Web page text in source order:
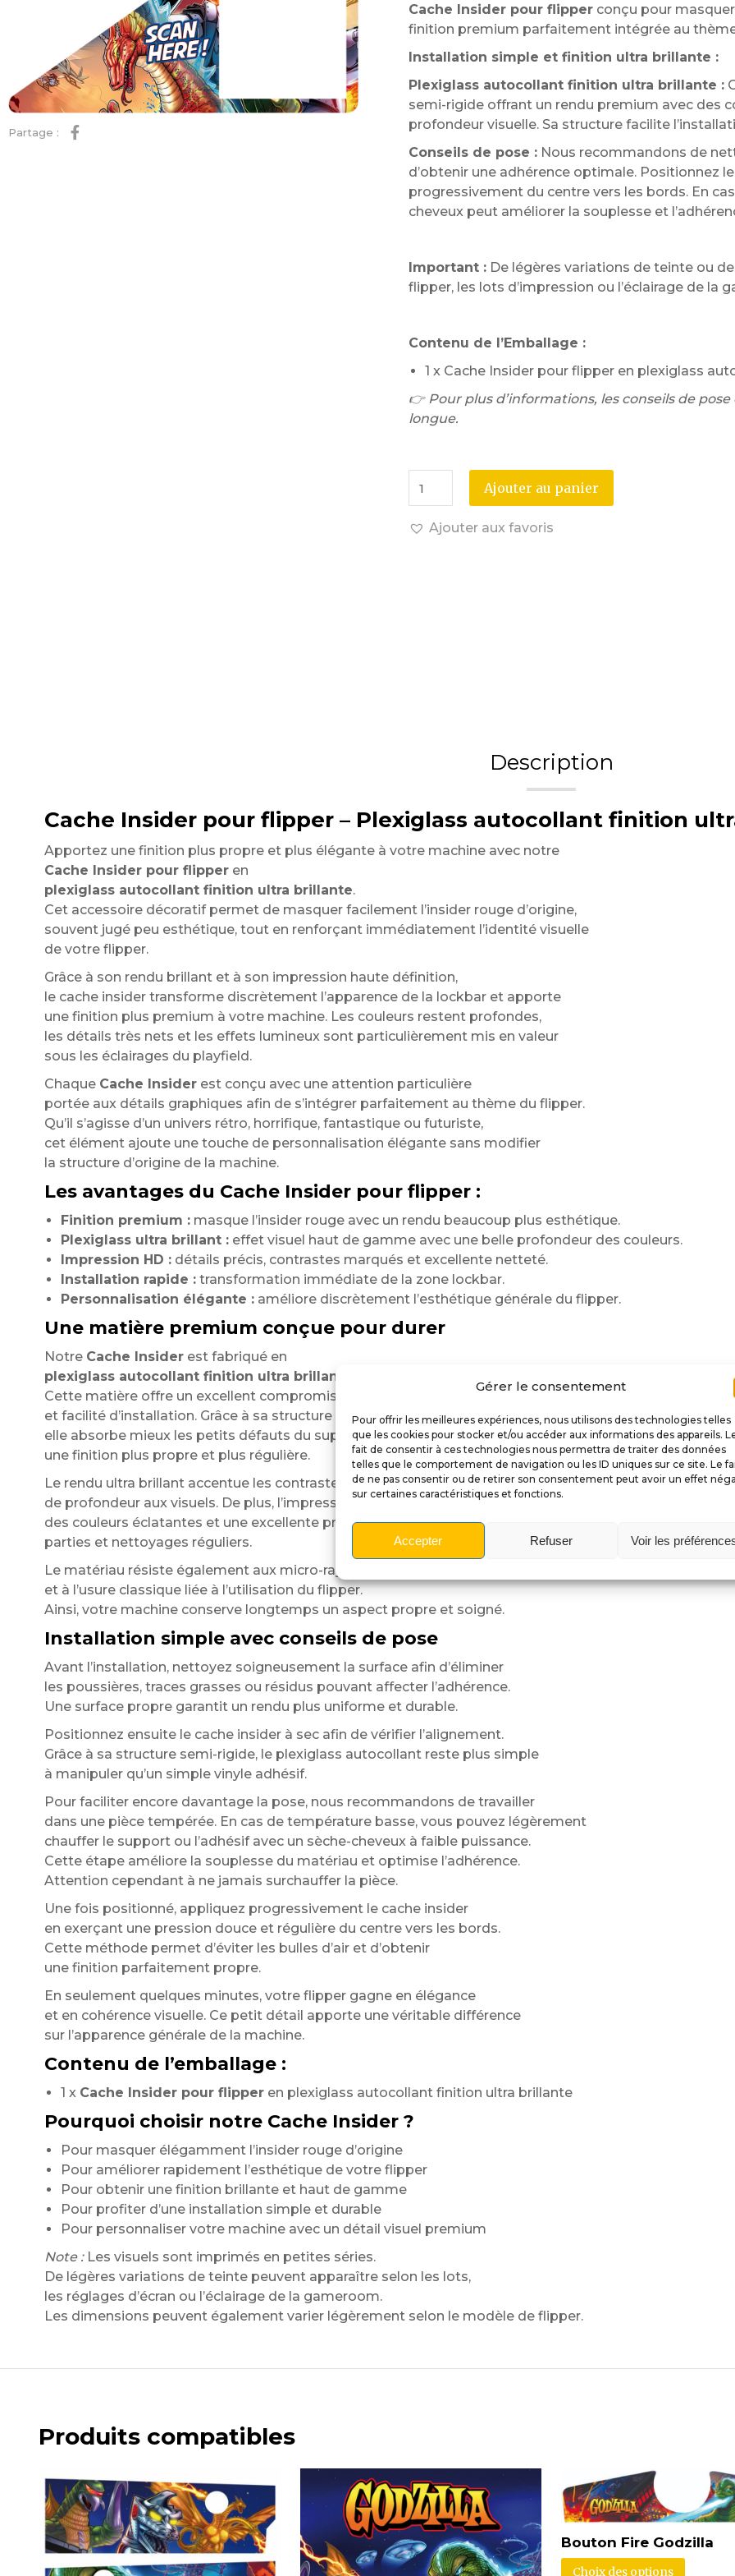
Gérer le consentement
Pour offrir les meilleures expériences, nous utilisons des technologies telles
que les cookies pour stocker et/ou accéder aux informations des appareils.
fait de consentir à ces technologies nous permettra de traiter des données
telles que le comportement de navigation ou les ID uniques sur ce site. Le
de ne pas consentir ou de retirer son consentement peut avoir un effet
sur certaines caractéristiques et fonctions.
Accepter Refuser Voir les
Partage :
Cache Insider pour flipperconçu pour
finition premium parfaitement intégrée au
Installation simple et finition ultra brillante :
Plexiglass autocollant finition ultra brillante :
semi-rigide offrant un rendu premium avec des
profondeur visuelle. Sa structure facilite
Conseils de pose :Nous recommandons de
d’obtenir une adhérence optimale. Positionnez
progressivement du centre vers les bords. En
cheveux peut améliorer la souplesse et
Important :De légères variations de teinte ou
flipper, les lots d’impression ou l’éclairage de la
Contenu de l’Emballage :
1 x Cache Insider pour flipper en plexiglass
👉 Pour plus d’informations, les conseils de
longue.
Ajouter au panier
Ajouter aux favoris
Description
Cache Insider pour flipper – Plexiglass autocollant finition
Apportez une finition plus propre et plus élégante à votre machine avec notre
Cache Insider pour flipperen
plexiglass autocollant finition ultra brillante.
Cet accessoire décoratif permet de masquer facilement l’insider rouge d’origine,
souvent jugé peu esthétique, tout en renforçant immédiatement l’identité visuelle
de votre flipper.
Grâce à son rendu brillant et à son impression haute définition,
le cache insider transforme discrètement l’apparence de la lockbar et apporte
une finition plus premium à votre machine. Les couleurs restent profondes,
les détails très nets et les effets lumineux sont particulièrement mis en valeur
sous les éclairages du playfield.
Chaque Cache Insiderest conçu avec une attention particulière
portée aux détails graphiques afin de s’intégrer parfaitement au thème du flipper.
Qu’il s’agisse d’un univers rétro, horrifique, fantastique ou futuriste,
cet élément ajoute une touche de personnalisation élégante sans modifier
la structure d’origine de la machine.
Les avantages du Cache Insider pour flipper :
Finition premium :masque l’insider rouge avec un rendu beaucoup plus esthétique.
Plexiglass ultra brillant :effet visuel haut de gamme avec une belle profondeur des couleurs.
Impression HD :détails précis, contrastes marqués et excellente netteté.
Installation rapide :transformation immédiate de la zone lockbar.
Personnalisation élégante :améliore discrètement l’esthétique générale du flipper.
Une matière premium conçue pour durer
Notre Cache Insiderest fabriqué en
plexiglass autocollant finition ultra brillante
Cette matière offre un excellent compromis entre rigidité, souplesse
et facilité d’installation. Grâce à sa structure semi-rigide,
elle absorbe mieux les petits défauts du support et permet d’obtenir
une finition plus propre et plus régulière.
Le rendu ultra brillant accentue les contrastes et apporte davantage
de profondeur aux visuels. De plus, l’impression haute définition conserve
des couleurs éclatantes et une excellente précision même après de nombreuses
parties et nettoyages réguliers.
Le matériau résiste également aux micro-rayures, aux UV
et à l’usure classique liée à l’utilisation du flipper.
Ainsi, votre machine conserve longtemps un aspect propre et soigné.
Installation simple avec conseils de pose
Avant l’installation, nettoyez soigneusement la surface afin d’éliminer
les poussières, traces grasses ou résidus pouvant affecter l’adhérence.
Une surface propre garantit un rendu plus uniforme et durable.
Positionnez ensuite le cache insider à sec afin de vérifier l’alignement.
Grâce à sa structure semi-rigide, le plexiglass autocollant reste plus simple
à manipuler qu’un simple vinyle adhésif.
Pour faciliter encore davantage la pose, nous recommandons de travailler
dans une pièce tempérée. En cas de température basse, vous pouvez légèrement
chauffer le support ou l’adhésif avec un sèche-cheveux à faible puissance.
Cette étape améliore la souplesse du matériau et optimise l’adhérence.
Attention cependant à ne jamais surchauffer la pièce.
Une fois positionné, appliquez progressivement le cache insider
en exerçant une pression douce et régulière du centre vers les bords.
Cette méthode permet d’éviter les bulles d’air et d’obtenir
une finition parfaitement propre.
En seulement quelques minutes, votre flipper gagne en élégance
et en cohérence visuelle. Ce petit détail apporte une véritable différence
sur l’apparence générale de la machine.
Contenu de l’emballage :
1 x Cache Insider pour flipperen plexiglass autocollant finition ultra brillante
Pourquoi choisir notre Cache Insider ?
Pour masquer élégamment l’insider rouge d’origine
Pour améliorer rapidement l’esthétique de votre flipper
Pour obtenir une finition brillante et haut de gamme
Pour profiter d’une installation simple et durable
Pour personnaliser votre machine avec un détail visuel premium
Note :Les visuels sont imprimés en petites séries.
De légères variations de teinte peuvent apparaître selon les lots,
les réglages d’écran ou l’éclairage de la gameroom.
Les dimensions peuvent également varier légèrement selon le modèle de flipper.
Produits compatibles
Bouton Fire Godzilla
Choix des options